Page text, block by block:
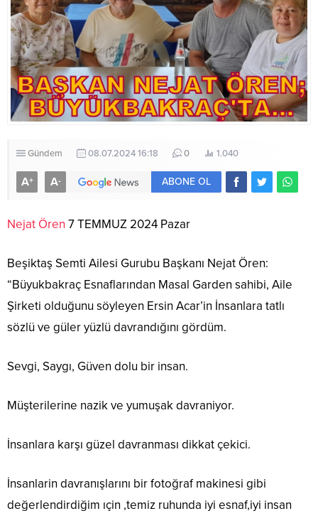
Gündem 08.07.2024 16:18 0 1.040
A+ A- ABONE OL
Nejat Ören 7 TEMMUZ 2024 Pazar
Beşiktaş Semti Ailesi Gurubu Başkanı Nejat Ören:
“Büyukbakraç Esnaflarından Masal Garden sahibi, Aile
Şirketi olduğunu söyleyen Ersin Acar’in İnsanlara tatlı
sözlü ve güler yüzlü davrandığını gördüm.
Sevgi, Saygı, Güven dolu bir insan.
Müşterilerine nazik ve yumuşak davraniyor.
İnsanlara karşı güzel davranması dikkat çekici.
İnsanlarin davranışlarını bir fotoğraf makinesi gibi
değerlendirdiğim ıçin ,temiz ruhunda iyi esnaf,iyi insan